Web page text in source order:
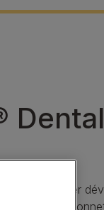
à mâcher
un